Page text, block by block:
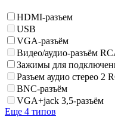
HDMI-разъем
USB
VGA-разъём
Видео/аудио-разъём
Зажимы для
Разъем аудио стерео 2
BNC-разъём
VGA+jack 3,5-разъём
Еще 4 типов